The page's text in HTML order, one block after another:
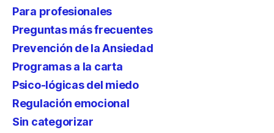
Para profesionales
Preguntas más frecuentes
Prevención de la Ansiedad
Programas a la carta
Psico-lógicas del miedo
Regulación emocional
Sin categorizar